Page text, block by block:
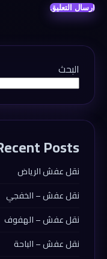
البحث
Posts
نقل عفش الرياض
نقل عفش – الخفجي
نقل عفش – الهفوف
نقل عفش – الباحة